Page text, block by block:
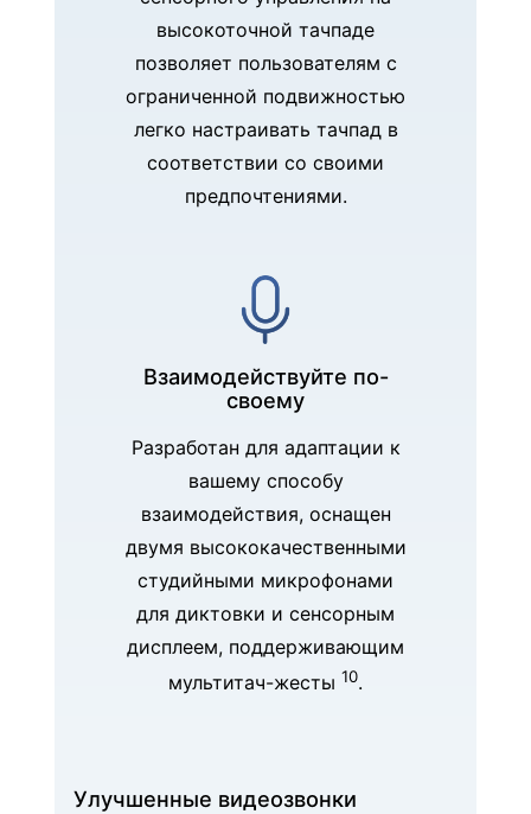
высокоточной тачпаде
позволяет пользователям с
ограниченной подвижностью
легко настраивать тачпад в
соответствии со своими
предпочтениями.
Взаимодействуйте по-
своему
Разработан для адаптации к
вашему способу
взаимодействия, оснащен
двумя высококачественными
студийными микрофонами
для диктовки и сенсорным
дисплеем, поддерживающим
мультитач-жесты 10.
Улучшенные видеозвонки